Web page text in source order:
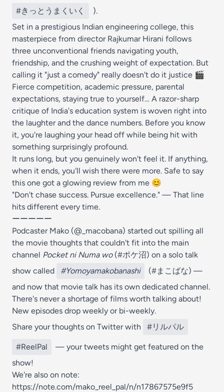
#きっとうまくいく
).
Set in a prestigious Indian engineering college, this
masterpiece from director Rajkumar Hirani follows
three unconventional friends navigating youth,
friendship, and the crushing weight of expectation. But
calling it "just a comedy" really doesn't do it justice 🎬
Fierce competition, academic pressure, parental
expectations, staying true to yourself… A razor-sharp
critique of India's education system is woven right into
the laughter and the dance numbers. Before you know
it, you're laughing your head off while being hit with
something surprisingly profound.
It runs long, but you genuinely won't feel it. If anything,
when it ends, you'll wish there were more. Safe to say
this one got a glowing review from me 😊
"Don't chase success. Pursue excellence." — That line
hits different every time.
ーーーーー
Podcaster Mako (@_macobana) started out spilling all
the movie thoughts that couldn't fit into the main
channel Pocket ni Numa wo(#ポケ沼) on a solo talk
show called
#Yomoyamakobanashi
(#まこばな) —
and now that movie talk has its own dedicated channel.
There's never a shortage of films worth talking about!
New episodes drop weekly or bi-weekly.
Share your thoughts on Twitter with
#リルパル
#ReelPal
— your tweets might get featured on the
show!
We're also on note:
https://note.com/mako_reel_pal/n/n17867575e9f5